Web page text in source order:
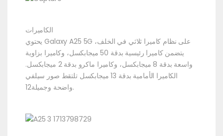
الكاميرات
يحتوي Galaxy A25 5G على نظام كاميرا ثلاثي في الخلف،
يتضمن كاميرا رئيسية بدقة 50 ميجابكسل، وكاميرا بزاوية
واسعة بدقة 8 ميجابكسل، وكاميرا ماكرو بدقة 2 ميجابكسل.
الكاميرا الأمامية بدقة 13 ميجابكسل تلتقط صور سيلفي
واضحة وجميلة12.